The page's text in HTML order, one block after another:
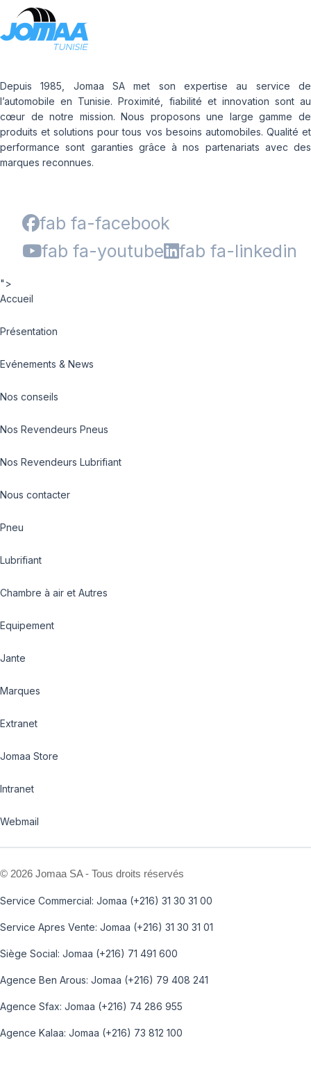
Depuis 1985, Jomaa SA met son expertise au service de
l’automobile en Tunisie. Proximité, fiabilité et innovation sont au
cœur de notre mission. Nous proposons une large gamme de
produits et solutions pour tous vos besoins automobiles. Qualité et
performance sont garanties grâce à nos partenariats avec des
marques reconnues.
fab fa-facebook
fab fa-youtube
fab fa-linkedin
">
Accueil
Présentation
Evénements & News
Nos conseils
Nos Revendeurs Pneus
Nos Revendeurs Lubrifiant
Nous contacter
Pneu
Lubrifiant
Chambre à air et Autres
Equipement
Jante
Marques
Extranet
Jomaa Store
Intranet
Webmail
© 2026 Jomaa SA - Tous droits réservés
Service Commercial: Jomaa (+216) 31 30 31 00
Service Apres Vente: Jomaa (+216) 31 30 31 01
Siège Social: Jomaa (+216) 71 491 600
Agence Ben Arous: Jomaa (+216) 79 408 241
Agence Sfax: Jomaa (+216) 74 286 955
Agence Kalaa: Jomaa (+216) 73 812 100